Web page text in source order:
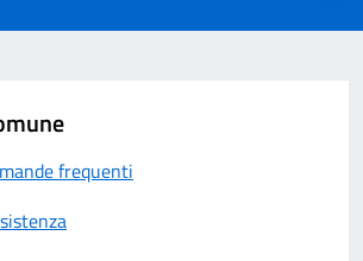
frequenti